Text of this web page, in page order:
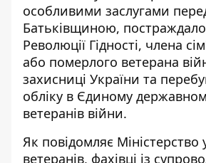
особливими заслугами
Батьківщиною,
Революції Гідності, члена
або померлого ветерана
захисниці України та
обліку в Єдиному
ветеранів війни.
Як повідомляє Міністерство
ветеранів, фахівці із